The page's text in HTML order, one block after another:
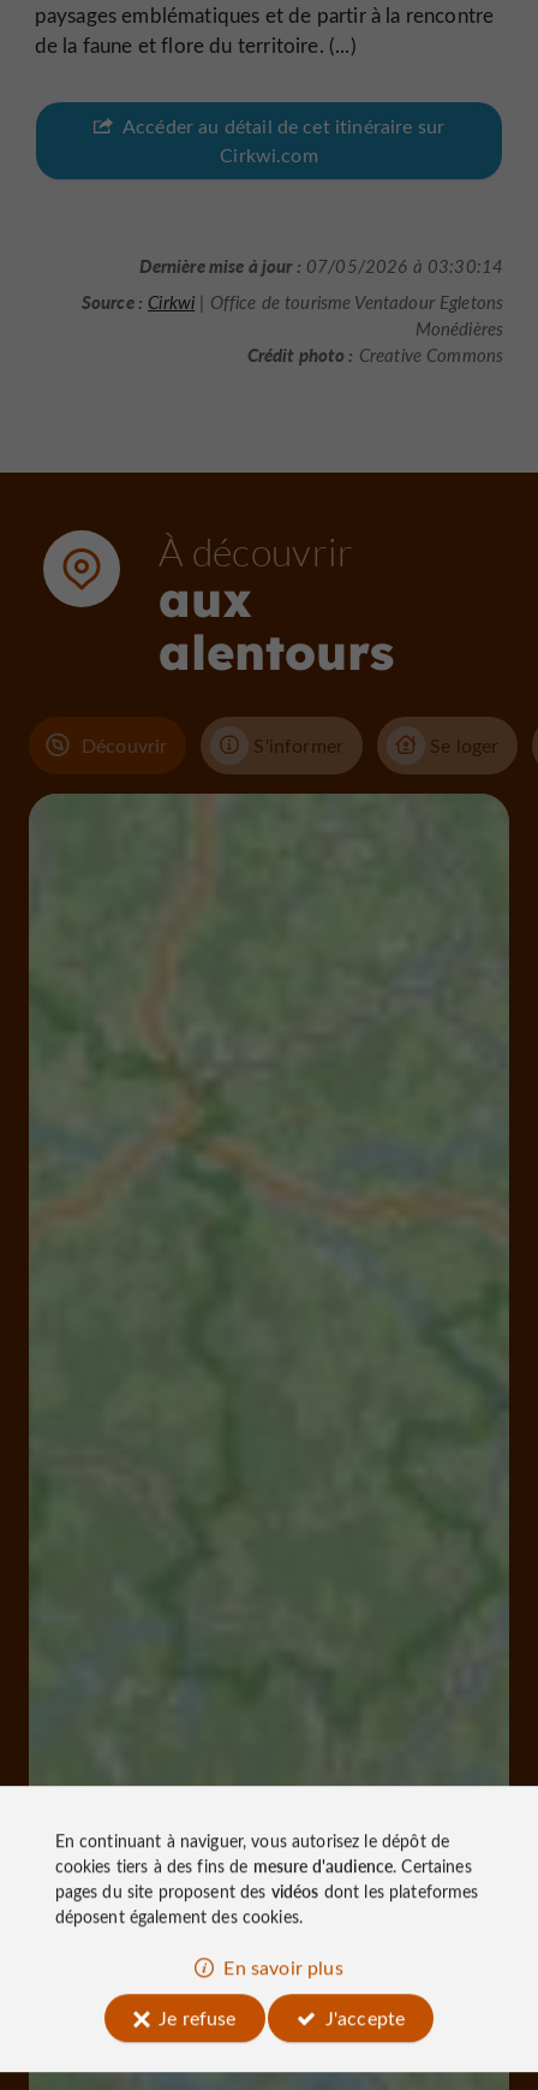
paysages emblématiques et de partir à la rencontre
de la faune et flore du territoire. (...)
Accéder au détail de cet itinéraire sur
Cirkwi.com
Dernière mise à jour : 07/05/2026 à 03:30:14
Source : Cirkwi | Office de tourisme Ventadour Egletons
Monédières
Crédit photo : Creative Commons
À découvrir
aux
alentours
Découvrir S'informer Se loger
En continuant à naviguer, vous autorisez le dépôt de
cookies tiers à des fins de mesure d'audience. Certaines
pages du site proposent des vidéos dont les plateformes
déposent également des cookies.
En savoir plus
Je refuse
J'accepte